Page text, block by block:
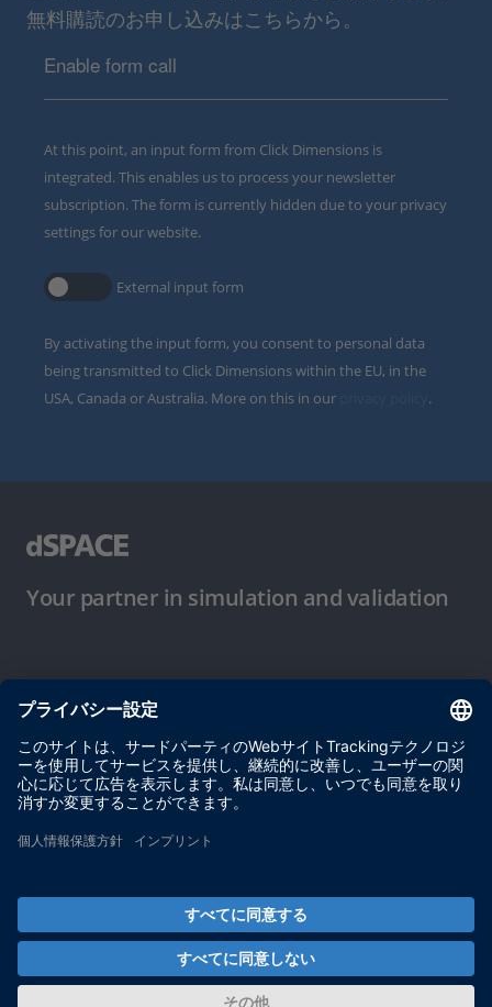
無料購読のお申し込みはこちらから。
Enable form call
At this point, an input form from Click Dimensions is
integrated. This enables us to process your newsletter
subscription. The form is currently hidden due to your privacy
settings for our website.
External input form
By activating the input form, you consent to personal data
being transmitted to Click Dimensions within the EU, in the
USA, Canada or Australia. More on this in our
.
Your partner in simulation and validation
ご使用条件
プライバシーポリシー
約款
サイト運営会社情報